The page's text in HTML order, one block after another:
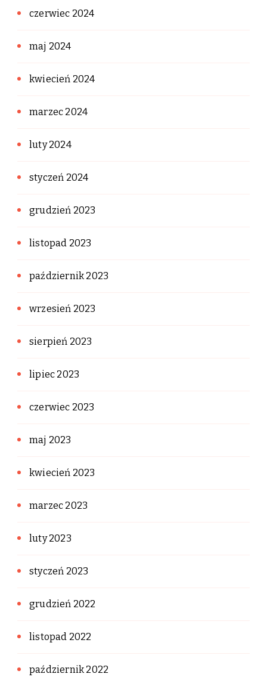
czerwiec 2024
maj 2024
kwiecień 2024
marzec 2024
luty 2024
styczeń 2024
grudzień 2023
listopad 2023
październik 2023
wrzesień 2023
sierpień 2023
lipiec 2023
czerwiec 2023
maj 2023
kwiecień 2023
marzec 2023
luty 2023
styczeń 2023
grudzień 2022
listopad 2022
październik 2022